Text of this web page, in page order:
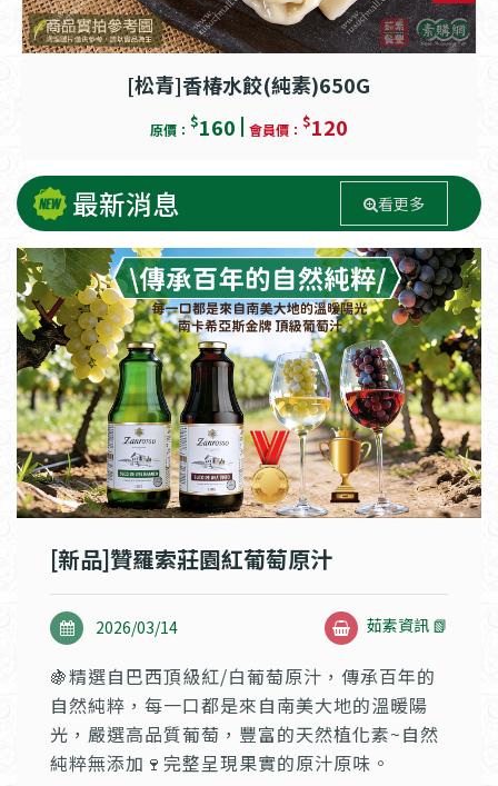
[松青]香椿水餃(純素)650G
原價： $160 會員價： $120
最新消息 看更多
[新品]贊羅索莊園紅葡萄原汁
2026/03/14 茹素資訊 📗
🍇精選自巴西頂級紅/白葡萄原汁，傳承百年的
自然純粹，每一口都是來自南美大地的溫暖陽
光，嚴選高品質葡萄，豐富的天然植化素~自然
純粹無添加🍷完整呈現果實的原汁原味。